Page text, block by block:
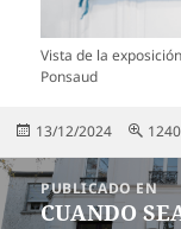
Vista de la
Ponsaud
Publicado
13/12/2024
Navegación
de
PUBLICADO EN
CUANDO